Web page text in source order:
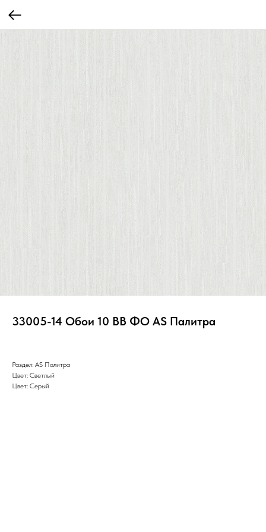
33005-14 Обои 10 ВВ ФО AS Палитра
Раздел: AS Палитра
Цвет: Светлый
Цвет: Серый